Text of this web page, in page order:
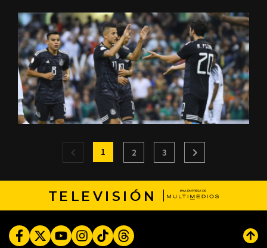
1 2 3
TELEVISIÓN
FacebookTwitterYoutubeInstagram
TikTokThreads